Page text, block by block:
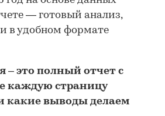
— готовый анализ,
в удобном формате
– это полный отчет с
каждую страницу
какие выводы делаем